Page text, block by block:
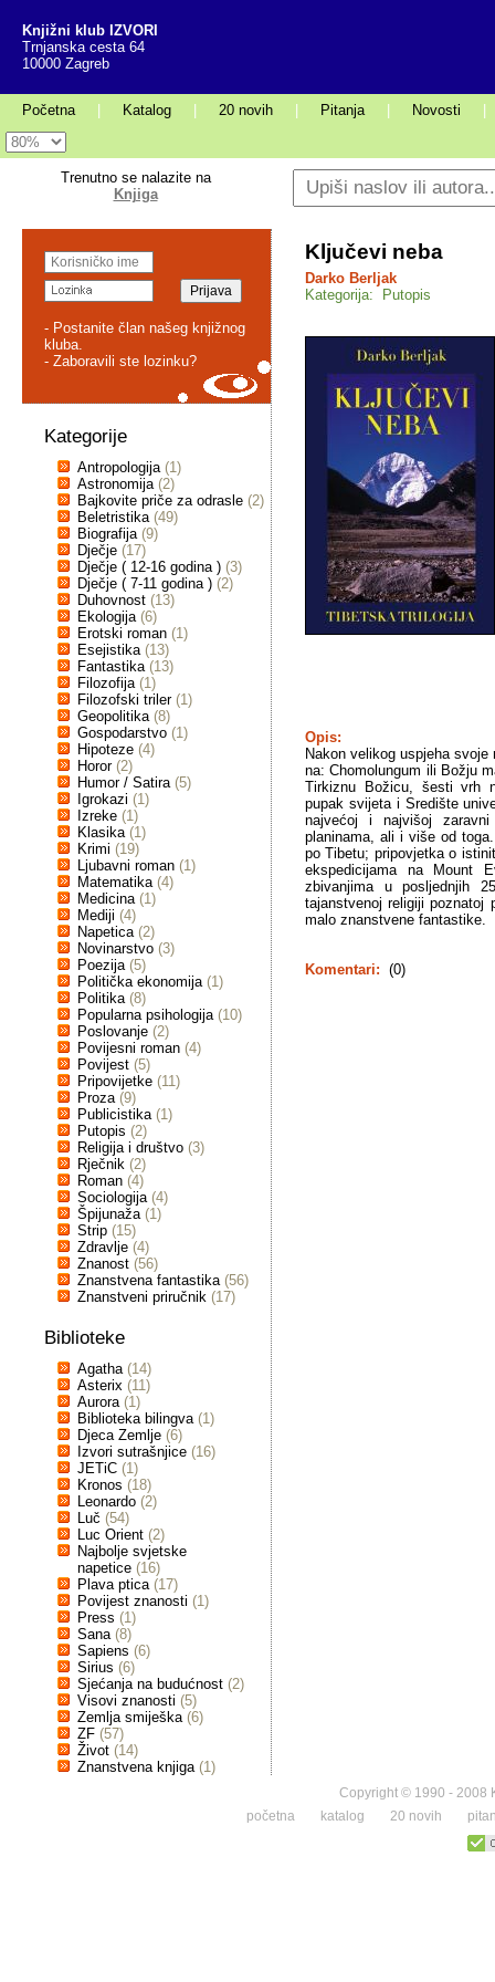
Knjižni klub IZVORI
Trnjanska cesta 64
10000 Zagreb
Početna Katalog 20 novih Pitanja Novosti
Trenutno se nalazite na
Knjiga
- Postanite član našeg knjižnog
kluba.
- Zaboravili ste lozinku?
Kategorije
Antropologija (1)
Astronomija (2)
Bajkovite priče za odrasle (2)
Beletristika (49)
Biografija (9)
Dječje (17)
Dječje ( 12-16 godina ) (3)
Dječje ( 7-11 godina ) (2)
Duhovnost (13)
Ekologija (6)
Erotski roman (1)
Esejistika (13)
Fantastika (13)
Filozofija (1)
Filozofski triler (1)
Geopolitika (8)
Gospodarstvo (1)
Hipoteze (4)
Horor (2)
Humor / Satira (5)
Igrokazi (1)
Izreke (1)
Klasika (1)
Krimi (19)
Ljubavni roman (1)
Matematika (4)
Medicina (1)
Mediji (4)
Napetica (2)
Novinarstvo (3)
Poezija (5)
Politička ekonomija (1)
Politika (8)
Popularna psihologija (10)
Poslovanje (2)
Povijesni roman (4)
Povijest (5)
Pripovijetke (11)
Proza (9)
Publicistika (1)
Putopis (2)
Religija i društvo (3)
Rječnik (2)
Roman (4)
Sociologija (4)
Špijunaža (1)
Strip (15)
Zdravlje (4)
Znanost (56)
Znanstvena fantastika (56)
Znanstveni priručnik (17)
Biblioteke
Agatha (14)
Asterix (11)
Aurora (1)
Biblioteka bilingva (1)
Djeca Zemlje (6)
Izvori sutrašnjice (16)
JETiC (1)
Kronos (18)
Leonardo (2)
Luč (54)
Luc Orient (2)
Najbolje svjetske
napetice (16)
Plava ptica (17)
Povijest znanosti (1)
Press (1)
Sana (8)
Sapiens (6)
Sirius (6)
Sjećanja na budućnost (2)
Visovi znanosti (5)
Zemlja smiješka (6)
ZF (57)
Život (14)
Znanstvena knjiga (1)
Ključevi neba
Darko Berljak
Kategorija: Putopis
Opis:
Nakon velikog uspjeha
na: Chomolungum ili Božju
Tirkiznu Božicu, šesti vrh
pupak svijeta i Središte
najvećoj i najvišoj
planinama, ali i više od
po Tibetu; pripovjetka o
ekspedicijama na Mount
zbivanjima u posljednjih
tajanstvenoj religiji poznatoj
malo znanstvene fantastike.
Komentari: (0)
Copyright © 1990 - 2008
početna
katalog 20 novih